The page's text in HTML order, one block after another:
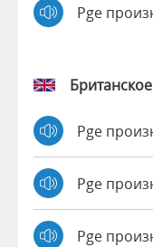
Pge
Pge
Pge
Pge